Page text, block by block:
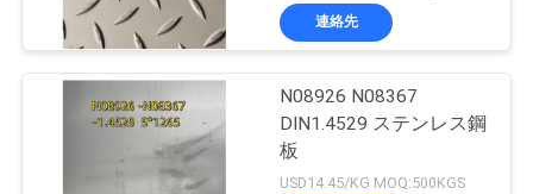
連絡先
N08926 N08367
DIN1.4529 ステンレス鋼
板
USD14.45/KG MOQ:500KGS